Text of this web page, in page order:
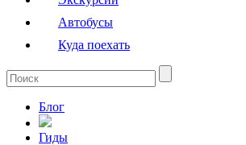
Автобусы
Куда поехать
Блог
Гиды